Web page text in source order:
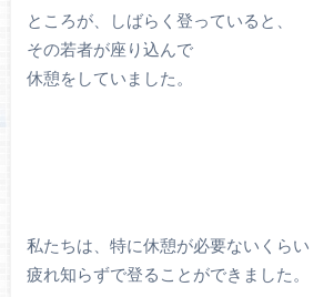
ところが、しばらく登っていると、
その若者が座り込んで
休憩をしていました。
私たちは、特に休憩が必要ないくらい
疲れ知らずで登ることができました。